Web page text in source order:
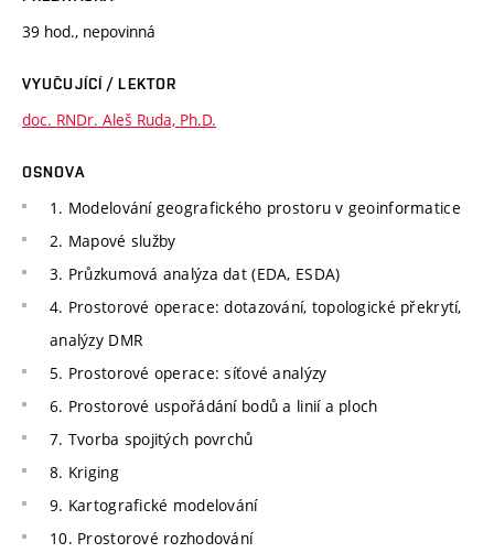
39 hod., nepovinná
VYUČUJÍCÍ / LEKTOR
doc. RNDr. Aleš Ruda, Ph.D.
OSNOVA
1. Modelování geografického prostoru v geoinformatice
2. Mapové služby
3. Průzkumová analýza dat (EDA, ESDA)
4. Prostorové operace: dotazování, topologické překrytí,
analýzy DMR
5. Prostorové operace: síťové analýzy
6. Prostorové uspořádání bodů a linií a ploch
7. Tvorba spojitých povrchů
8. Kriging
9. Kartografické modelování
10. Prostorové rozhodování